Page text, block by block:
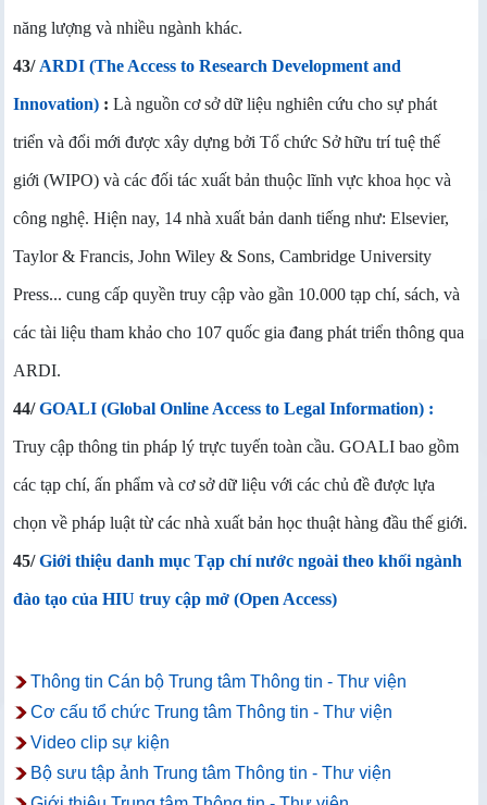
năng lượng và nhiều ngành khác.
43/ ARDI (The Access to Research Development and
Innovation) : Là nguồn cơ sở dữ liệu nghiên cứu cho sự phát
triển và đổi mới được xây dựng bởi Tổ chức Sở hữu trí tuệ thế
giới (WIPO) và các đối tác xuất bản thuộc lĩnh vực khoa học và
công nghệ. Hiện nay, 14 nhà xuất bản danh tiếng như: Elsevier,
Taylor & Francis, John Wiley & Sons, Cambridge University
Press... cung cấp quyền truy cập vào gần 10.000 tạp chí, sách, và
các tài liệu tham khảo cho 107 quốc gia đang phát triển thông qua
ARDI.
44/GOALI (Global Online Access to Legal Information) :
Truy cập thông tin pháp lý trực tuyến toàn cầu. GOALI bao gồm
các tạp chí, ấn phẩm và cơ sở dữ liệu với các chủ đề được lựa
chọn về pháp luật từ các nhà xuất bản học thuật hàng đầu thế giới.
45/Giới thiệu danh mục Tạp chí nước ngoài theo khối ngành
đào tạo của HIU truy cập mở (Open Access)
Thông tin Cán bộ Trung tâm Thông tin - Thư viện
Cơ cấu tổ chức Trung tâm Thông tin - Thư viện
Video clip sự kiện
Bộ sưu tập ảnh Trung tâm Thông tin - Thư viện